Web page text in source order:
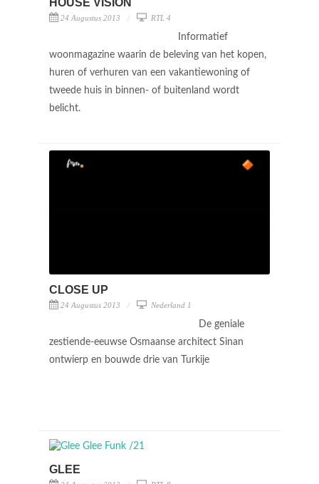
24 Augustus 2013 RTL 4
Informatief
woonmagazine waarin de beleving van het kopen,
huren of verhuren van een vakantiewoning of
tweede huis in binnen- of buitenland wordt
belicht.
CLOSE UP
24 Augustus 2013 Nederland 1
De geniale
zestiende-eeuwse Osmaanse architect Sinan
ontwierp en bouwde drie van Turkije
GLEE